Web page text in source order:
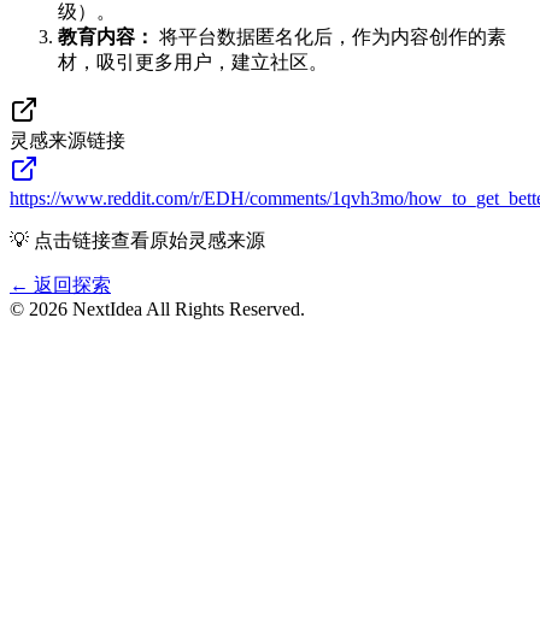
级）。
教育内容： 将平台数据匿名化后，作为内容创作的素
材，吸引更多用户，建立社区。
灵感来源链接
https://www.reddit.com/r/EDH/comments/1qvh3mo/
💡 点击链接查看原始灵感来源
← 返回探索
© 2026 NextIdea All Rights Reserved.